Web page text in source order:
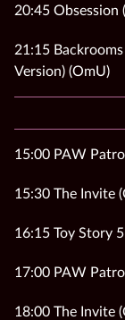
20:45 Obsession
21:15
Version) (OmU)
15:00 PAW
15:30 The Invite
16:15 Toy Story 5
17:00 PAW
18:00 The Invite